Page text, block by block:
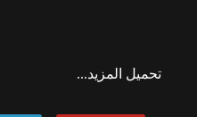
تحميل المزيد...